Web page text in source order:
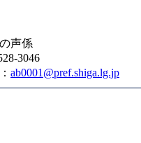
声係
3046
ab0001@pref.shiga.lg.jp